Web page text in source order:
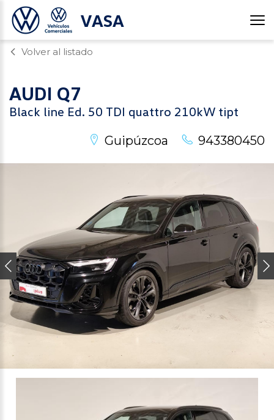
VASA
Volver al listado
AUDI Q7
Black line Ed. 50 TDI quattro 210kW tipt
Guipúzcoa
943380450